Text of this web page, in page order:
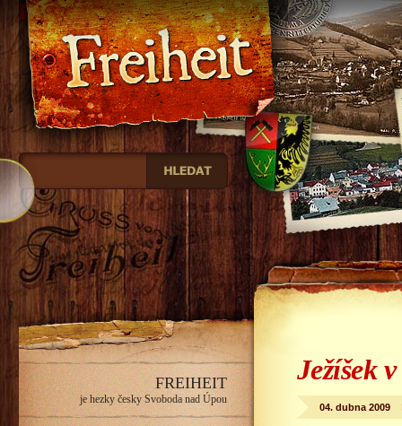
Freiheit
FREIHEIT
je hezky česky Svoboda nad Úpou
Ježíšek
04. dubna 2009